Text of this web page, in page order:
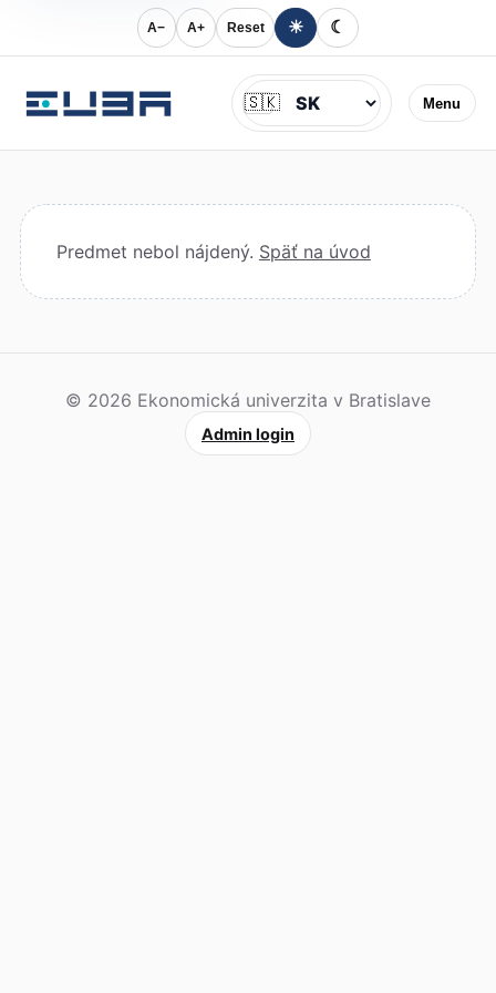
A− A+ Reset ☀ ☾
Menu
Jazyk
🇸🇰
Predmet nebol nájdený. Späť na úvod
© 2026 Ekonomická univerzita v Bratislave
Admin login